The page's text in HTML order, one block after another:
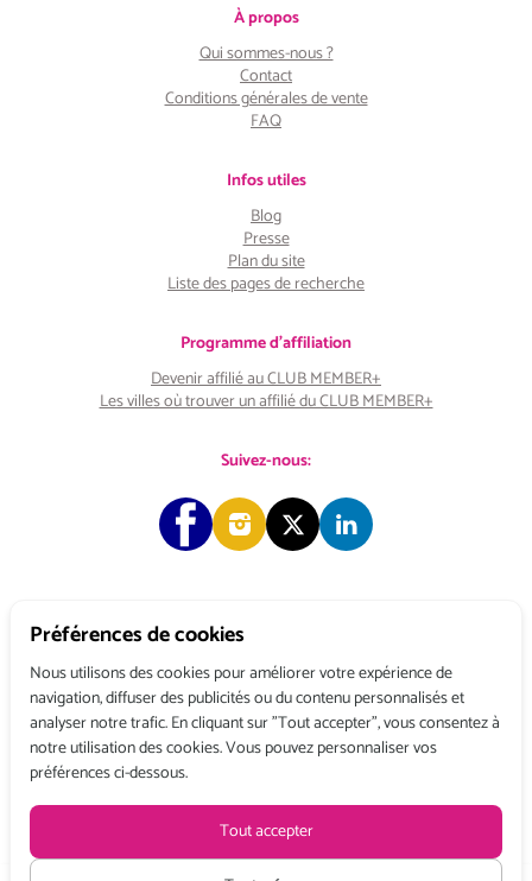
Préférences de cookies
Nous utilisons des cookies pour améliorer votre expérience de
navigation, diffuser des publicités ou du contenu personnalisés et
analyser notre trafic. En cliquant sur "Tout accepter", vous consentez à
notre utilisation des cookies. Vous pouvez personnaliser vos
préférences ci-dessous.
Tout accepter
À propos
Qui sommes-nous ?
Contact
Conditions générales de vente
FAQ
Infos utiles
Blog
Presse
Plan du site
Liste des pages de recherche
Programme d'affiliation
Devenir affilié au CLUB MEMBER+
Les villes où trouver un affilié du CLUB MEMBER+
Suivez-nous:
Copyright © 2026 Choose & Work. Tous droits réservés.
Tél: +33 (0) 1 80 522 522
Belgique : 156, avenue de Floréal – 1180 BRUXELLES
Conditions générales de ventePolitique de confidentialitéMentions légales
Recevez toute l’actualité de Choose and Worken vous abonnant à